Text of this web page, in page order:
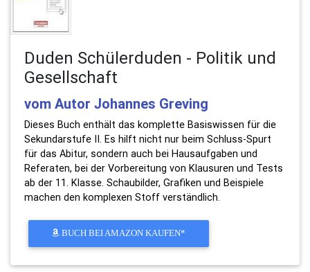
Duden Schülerduden - Politik und
Gesellschaft
vom Autor Johannes Greving
Dieses Buch enthält das komplette Basiswissen für die
Sekundarstufe II. Es hilft nicht nur beim Schluss-Spurt
für das Abitur, sondern auch bei Hausaufgaben und
Referaten, bei der Vorbereitung von Klausuren und Tests
ab der 11. Klasse. Schaubilder, Grafiken und Beispiele
machen den komplexen Stoff verständlich.
BUCH BEI AMAZON KAUFEN*